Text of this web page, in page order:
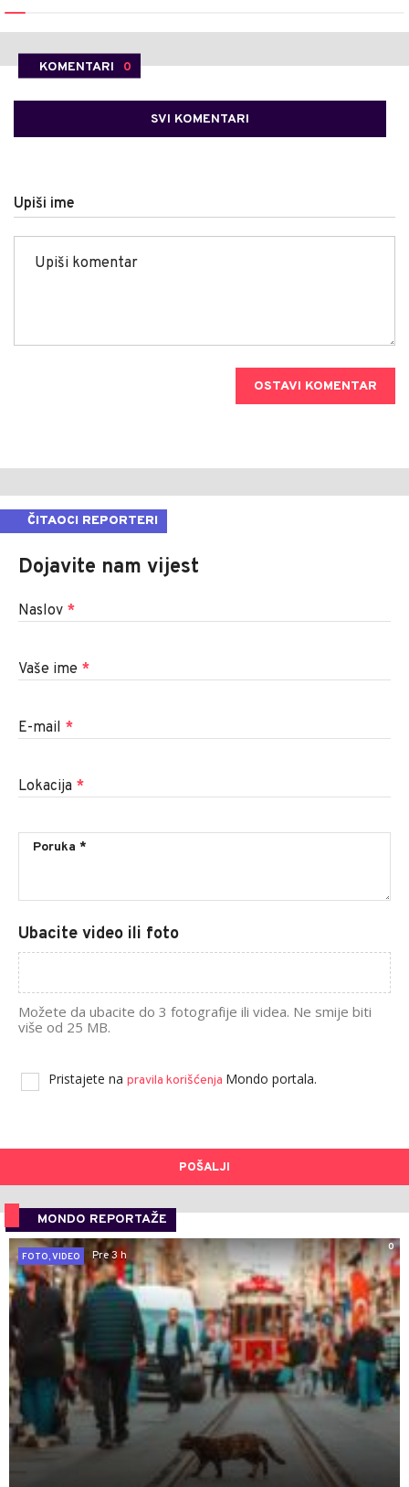
KOMENTARI 0
SVI KOMENTARI
Upiši ime
OSTAVI KOMENTAR
ČITAOCI REPORTERI
Dojavite nam vijest
Naslov *
Vaše ime *
E-mail *
Lokacija *
Ubacite video ili foto
Možete da ubacite do 3 fotografije ili videa. Ne smije biti
više od 25 MB.
Pristajete na pravila korišćenja Mondo portala.
POŠALJI
MONDO REPORTAŽE
0
FOTO, VIDEO
Pre 3 h